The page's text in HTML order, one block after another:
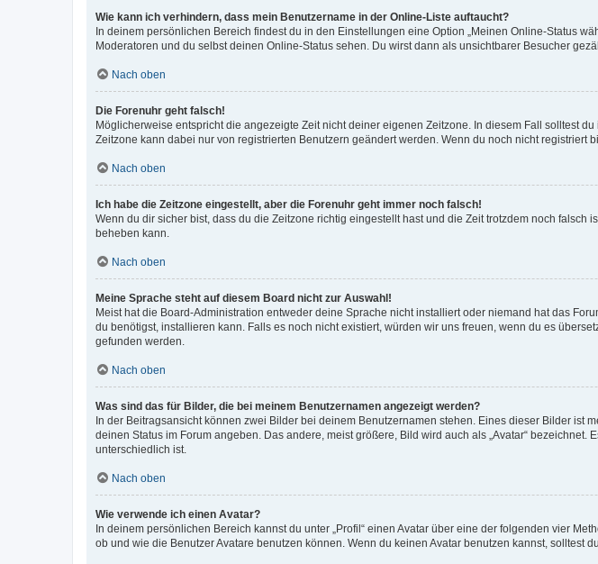
Wie kann ich verhindern, dass mein Benutzername in der Online-Liste auftaucht?
In deinem persönlichen Bereich findest du in den Einstellungen eine Option „Meinen Online-Status
Moderatoren und du selbst deinen Online-Status sehen. Du wirst dann als unsichtbarer Besucher
Nach oben
Die Forenuhr geht falsch!
Möglicherweise entspricht die angezeigte Zeit nicht deiner eigenen Zeitzone. In diesem Fall solltest
Zeitzone kann dabei nur von registrierten Benutzern geändert werden. Wenn du noch nicht registriert
Nach oben
Ich habe die Zeitzone eingestellt, aber die Forenuhr geht immer noch falsch!
Wenn du dir sicher bist, dass du die Zeitzone richtig eingestellt hast und die Zeit trotzdem noch
beheben kann.
Nach oben
Meine Sprache steht auf diesem Board nicht zur Auswahl!
Meist hat die Board-Administration entweder deine Sprache nicht installiert oder niemand hat das
du benötigst, installieren kann. Falls es noch nicht existiert, würden wir uns freuen, wenn du es
gefunden werden.
Nach oben
Was sind das für Bilder, die bei meinem Benutzernamen angezeigt werden?
In der Beitragsansicht können zwei Bilder bei deinem Benutzernamen stehen. Eines dieser Bilder ist
deinen Status im Forum angeben. Das andere, meist größere, Bild wird auch als „Avatar“
unterschiedlich ist.
Nach oben
Wie verwende ich einen Avatar?
In deinem persönlichen Bereich kannst du unter „Profil“ einen Avatar über eine der folgenden vier
ob und wie die Benutzer Avatare benutzen können. Wenn du keinen Avatar benutzen kannst, solltest